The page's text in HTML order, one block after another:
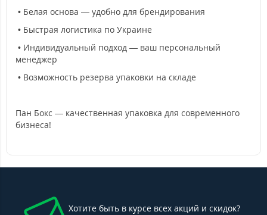
• Белая основа — удобно для брендирования
• Быстрая логистика по Украине
• Индивидуальный подход — ваш персональный
менеджер
• Возможность резерва упаковки на складе
Пан Бокс — качественная упаковка для современного
бизнеса!
Хотите быть в курсе всех акций и скидок?